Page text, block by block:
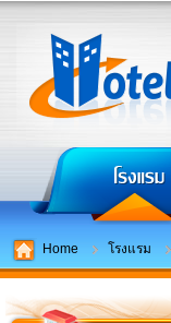
Home โรงแรม